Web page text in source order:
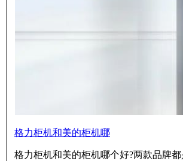
格力柜机和美的柜机哪
格力柜机和美的柜机哪个好?两款品牌